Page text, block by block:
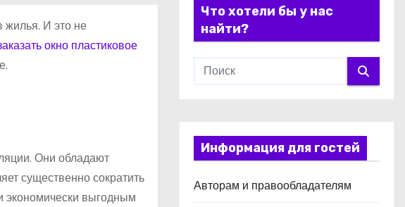
жилья. И это не
окно пластиковое
Они обладают
существенно сократить
экономически выгодным
Что хотели бы у нас
найти?
Информация для гостей
Авторам и правообладателям